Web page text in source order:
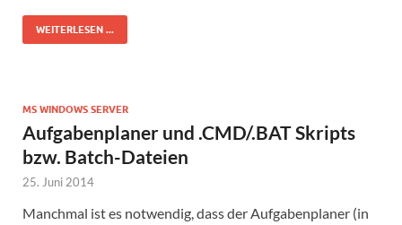
WEITERLESEN ...
MS WINDOWS SERVER
Aufgabenplaner und .CMD/.BAT Skripts
bzw. Batch-Dateien
25. Juni 2014
Manchmal ist es notwendig, dass der Aufgabenplaner (in